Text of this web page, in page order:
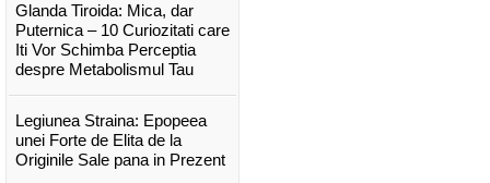
Glanda Tiroida: Mica, dar
Puternica – 10 Curiozitati care
Iti Vor Schimba Perceptia
despre Metabolismul Tau
Legiunea Straina: Epopeea
unei Forte de Elita de la
Originile Sale pana in Prezent